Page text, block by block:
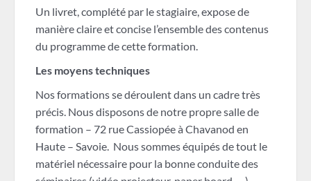
Un livret, complété par le stagiaire, expose de
manière claire et concise l’ensemble des contenus
du programme de cette formation.
Les moyens techniques
Nos formations se déroulent dans un cadre très
précis. Nous disposons de notre propre salle de
formation – 72 rue Cassiopée à Chavanod en
Haute – Savoie. Nous sommes équipés de tout le
matériel nécessaire pour la bonne conduite des